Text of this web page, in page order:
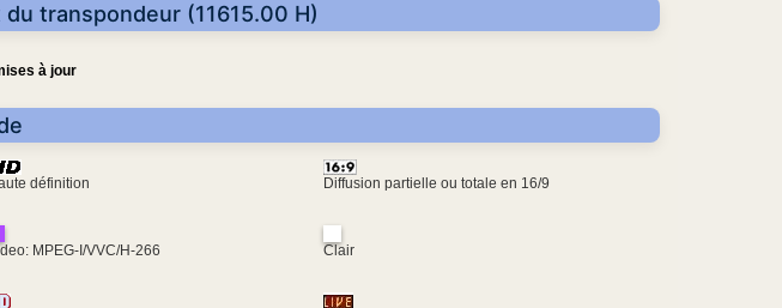
transpondeur (11615.00 H)
à jour
définition Diffusion partielle ou totale en 16/9
MPEG-I/VVC/H-266 Clair